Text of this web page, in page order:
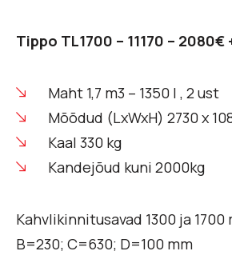
Tippo TL1700 – 11170 – 2080€
Maht 1,7 m3 – 1350 l , 2 ust
Mõõdud (LxWxH) 2730 x
Kaal 330 kg
Kandejõud kuni 2000kg
Kahvlikinnitusavad 1300 ja 1700
B=230; C=630; D=100 mm